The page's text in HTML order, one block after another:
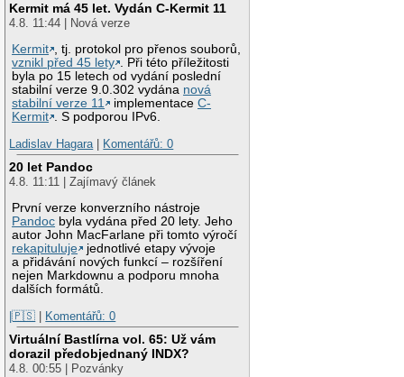
Kermit má 45 let. Vydán C-Kermit 11
4.8. 11:44 | Nová verze
Kermit , tj. protokol pro přenos souborů,
vznikl před 45 lety . Při této příležitosti
byla po 15 letech od vydání poslední
stabilní verze 9.0.302 vydána nová
stabilní verze 11
implementaceC-
Kermit . S podporou IPv6.
Ladislav Hagara | Komentářů: 0
20 let Pandoc
4.8. 11:11 | Zajímavý článek
První verze konverzního nástroje
Pandoc byla vydána před 20 lety. Jeho
autor John MacFarlane při tomto výročí
rekapituluje
jednotlivé etapy vývoje
a přidávání nových funkcí – rozšíření
nejen Markdownu a podporu mnoha
dalších formátů.
|🇵🇸 | Komentářů: 0
Virtuální Bastlírna vol. 65: Už vám
dorazil předobjednaný INDX?
4.8. 00:55 | Pozvánky